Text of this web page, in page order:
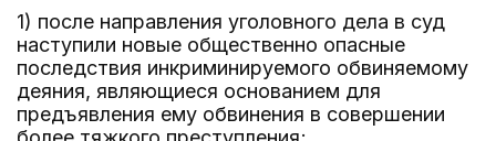
1) после направления уголовного дела в суд
наступили новые общественно опасные
последствия инкриминируемого обвиняемому
деяния, являющиеся основанием для
предъявления ему обвинения в совершении